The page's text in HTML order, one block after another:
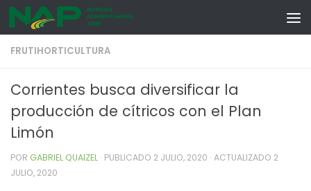
Skip to content
FRUTIHORTICULTURA
Corrientes busca diversificar la
producción de cítricos con el Plan
Limón
POR GABRIEL QUAIZEL · PUBLICADO 2 JULIO, 2020 · ACTUALIZADO 2
JULIO, 2020